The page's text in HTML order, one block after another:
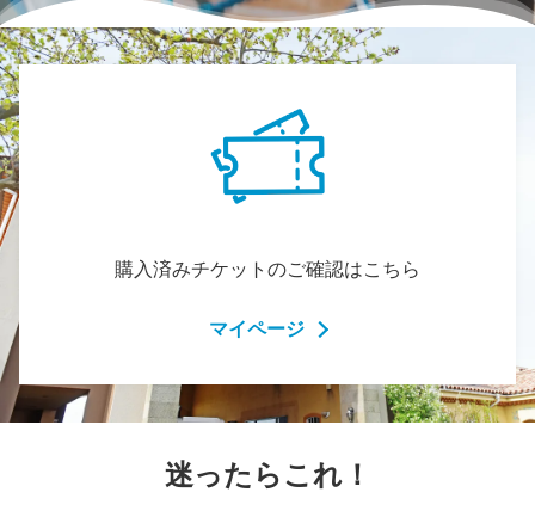
購入済みチケットのご確認はこちら
マイページ
迷ったらこれ！